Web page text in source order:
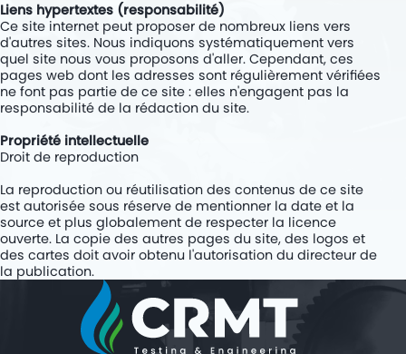
KITS
COMPANY
JOBS
CONTACT
Liens hypertextes (responsabilité)
Ce site internet peut proposer de nombreux liens vers
d'autres sites. Nous indiquons systématiquement vers
quel site nous vous proposons d'aller. Cependant, ces
pages web dont les adresses sont régulièrement vérifiées
ne font pas partie de ce site : elles n'engagent pas la
responsabilité de la rédaction du site.
Propriété intellectuelle
Droit de reproduction
La reproduction ou réutilisation des contenus de ce site
est autorisée sous réserve de mentionner la date et la
source et plus globalement de respecter la licence
ouverte. La copie des autres pages du site, des logos et
des cartes doit avoir obtenu l'autorisation du directeur de
la publication.